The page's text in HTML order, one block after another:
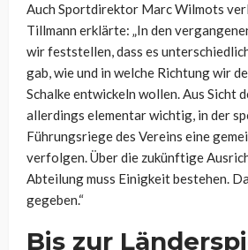
Auch Sportdirektor Marc Wilmots
Tillmann erklärte: „In den
wir feststellen, dass es
gab, wie und in welche Richtung wir
Schalke entwickeln wollen. Aus Sicht
allerdings elementar wichtig, in der
Führungsriege des Vereins eine
verfolgen. Über die zukünftige
Abteilung muss Einigkeit bestehen.
gegeben.“
Bis zur